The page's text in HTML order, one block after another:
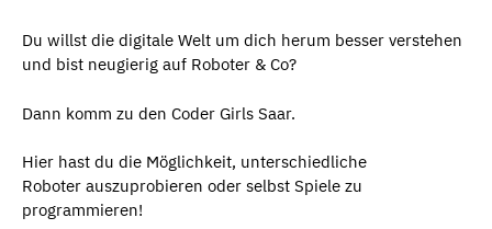
Du willst die digitale Welt um dich herum besser verstehen
und bist neugierig auf Roboter & Co?
Dann komm zu den Coder Girls Saar.
Hier hast du die Möglichkeit, unterschiedliche
Roboter auszuprobieren oder selbst Spiele zu
programmieren!